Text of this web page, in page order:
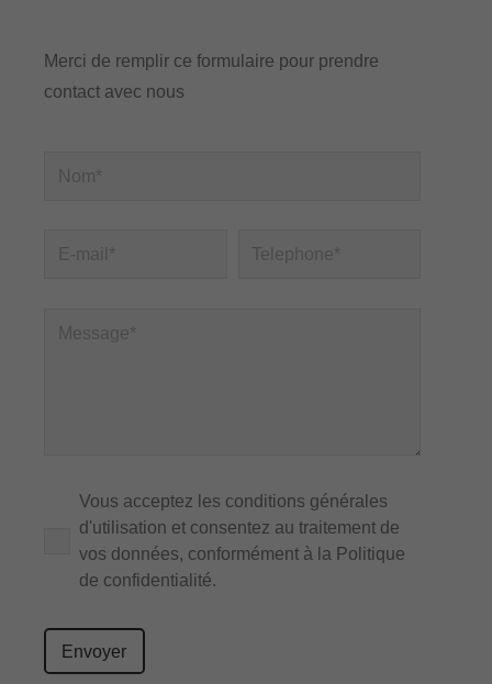
Merci de remplir ce formulaire pour prendre
contact avec nous
Vous acceptez les conditions générales
d'utilisation et consentez au traitement de
vos données, conformément à la Politique
de confidentialité.